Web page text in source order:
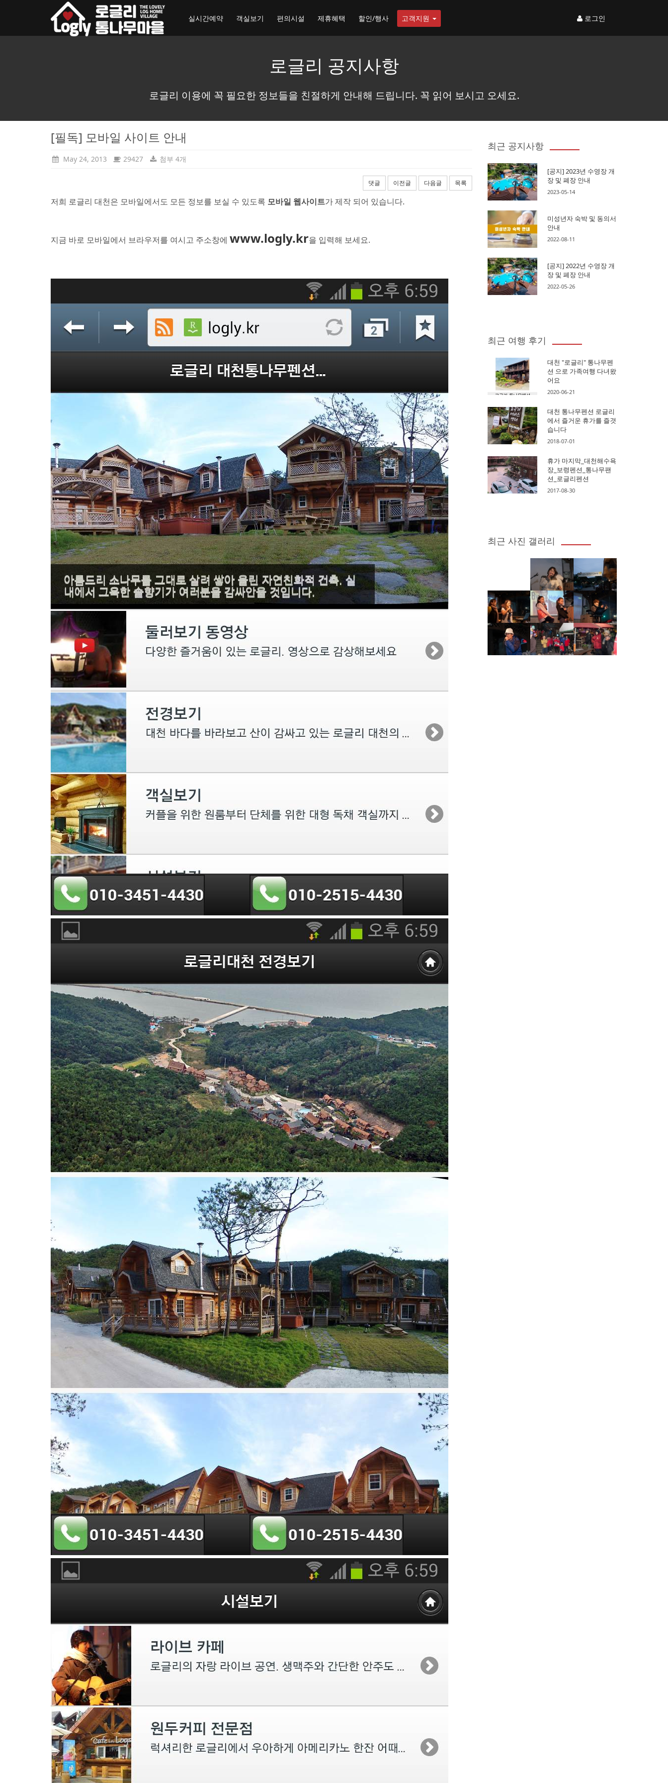
toggle_navigation
실시간예약
객실보기 편의시설 제휴혜택 할인/행사 고객지원 로그인
로글리 공지사항
로글리 이용에 꼭 필요한 정보들을 친절하게 안내해 드립니다. 꼭 읽어 보시고 오세요.
[필독] 모바일 사이트 안내
May 24, 2013 29427 첨부 4개
댓글 이전글 다음글 목록
저희 로글리 대천은 모바일에서도 모든 정보를 보실 수 있도록 모바일 웹사이트가 제작 되어 있습니다.
지금 바로 모바일에서 브라우저를 여시고 주소창에 www.logly.kr을 입력해 보세요.
최근 공지사항
[공지] 2023년 수영장 개
장 및 폐장 안내
2023-05-14
미성년자 숙박 및 동의서
안내
2022-08-11
[공지] 2022년 수영장 개
장 및 폐장 안내
2022-05-26
최근 여행 후기
대천 "로글리" 통나무펜
션 으로 가족여행 다녀왔
어요
2020-06-21
대천 통나무펜션 로글리
에서 즐거운 휴가를 즐겻
습니다
2018-07-01
휴가 마지막_대천해수욕
장_보령펜션_통나무팬
션_로글리펜션
2017-08-30
최근 사진 갤러리